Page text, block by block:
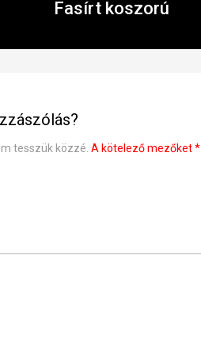
Fasírt koszorú
tesszük közzé. A kötelező mezőket*